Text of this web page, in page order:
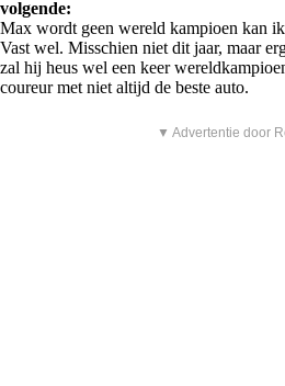
volgende:
Max wordt geen wereld kampioen kan
Vast wel. Misschien niet dit jaar, maar
zal hij heus wel een keer
coureur met niet altijd de beste auto.
▼ Advertentie door